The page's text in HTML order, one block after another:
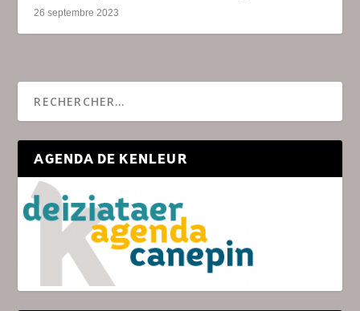
26 septembre 2023
AGENDA DE KENLEUR